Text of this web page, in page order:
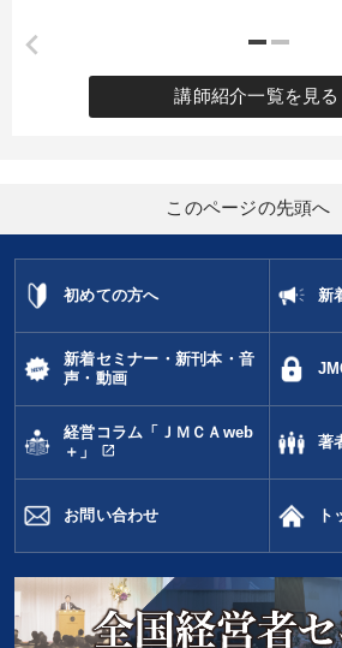
講師紹介一覧を見る
このページの先頭へ
初めての方へ 新
新着セミナー・新刊本・音
声・動画
経営コラム「ＪＭＣＡweb
＋」
open_in_new
著
お問い合わせ ト